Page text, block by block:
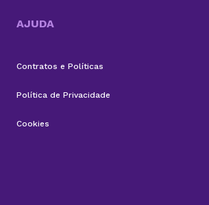
AJUDA
Contratos e Políticas
Política de Privacidade
Cookies